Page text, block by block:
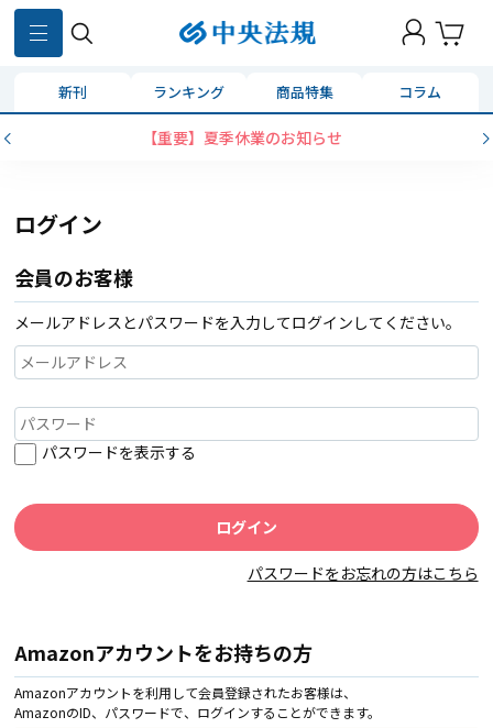
新刊 ランキング 商品特集 コラム
【重要】夏季休業のお知らせ
ログイン
会員のお客様
メールアドレスとパスワードを入力してログインしてください。
パスワードを表示する
パスワードをお忘れの方はこちら
Amazonアカウントをお持ちの方
Amazonアカウントを利用して会員登録されたお客様は、
AmazonのID、パスワードで、ログインすることができます。